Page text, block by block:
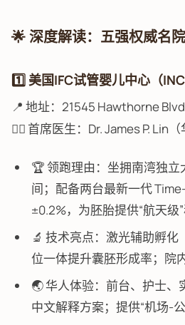
🌟 深度解读：五强权威名
1️⃣ 美国IFC试管婴儿中心（
📍 地址：21545 Hawthorne
👨‍⚕️ 首席医生：Dr. James P. Lin
🏆 领跑理由：坐拥南湾独
间；配备两台最新一代
±0.2%，为胚胎提供“航天级”
🔬 技术亮点：激光辅助孵
位一体提升囊胚形成率；院
🌏 华人体验：前台、护士
中文解释方案；提供“机场-